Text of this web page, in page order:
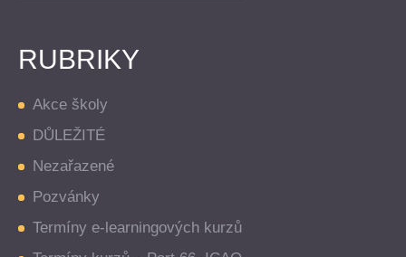
RUBRIKY
Akce školy
DŮLEŽITÉ
Nezařazené
Pozvánky
Termíny e-learningových kurzů